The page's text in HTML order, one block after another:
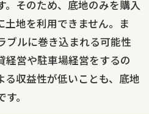
。そのため、底地のみを購入
土地を利用できません。ま
ブルに巻き込まれる可能性
経営や駐車場経営をするの
る収益性が低いことも、底地
。